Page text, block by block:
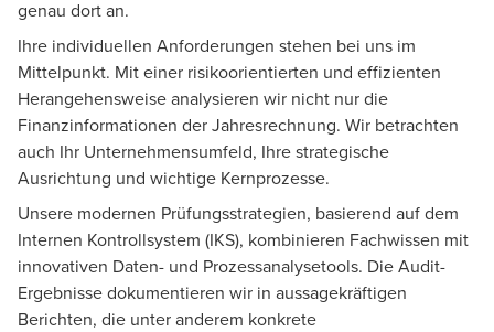
genau dort an.
Ihre individuellen Anforderungen stehen bei uns im
Mittelpunkt. Mit einer risikoorientierten und effizienten
Herangehensweise analysieren wir nicht nur die
Finanzinformationen der Jahresrechnung. Wir betrachten
auch Ihr Unternehmensumfeld, Ihre strategische
Ausrichtung und wichtige Kernprozesse.
Unsere modernen Prüfungsstrategien, basierend auf dem
Internen Kontrollsystem (IKS), kombinieren Fachwissen mit
innovativen Daten- und Prozessanalysetools. Die Audit-
Ergebnisse dokumentieren wir in aussagekräftigen
Berichten, die unter anderem konkrete